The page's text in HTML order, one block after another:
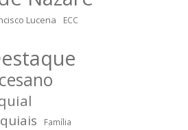
Lucena ECC
Família